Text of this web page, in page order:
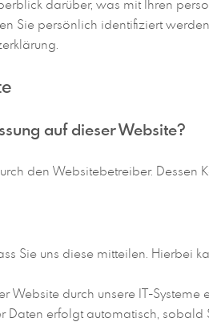
darüber, was mit Ihren
Sie persönlich identifiziert
auf dieser Website?
den Websitebetreiber. Dessen
Sie uns diese mitteilen. Hierbei
durch unsere IT-
Daten erfolgt automatisch, sobald